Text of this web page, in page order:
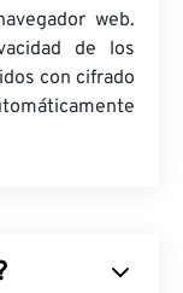
web.
de los
con cifrado